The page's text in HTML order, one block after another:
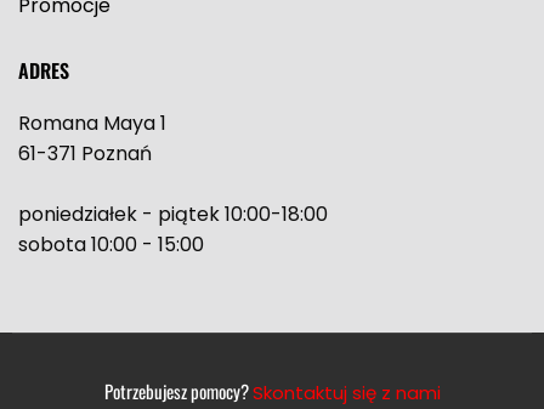
ADRES
Romana Maya 1
61-371 Poznań
poniedziałek - piątek 10:00-18:00
sobota 10:00 - 15:00
Potrzebujesz pomocy?Skontaktuj się z nami